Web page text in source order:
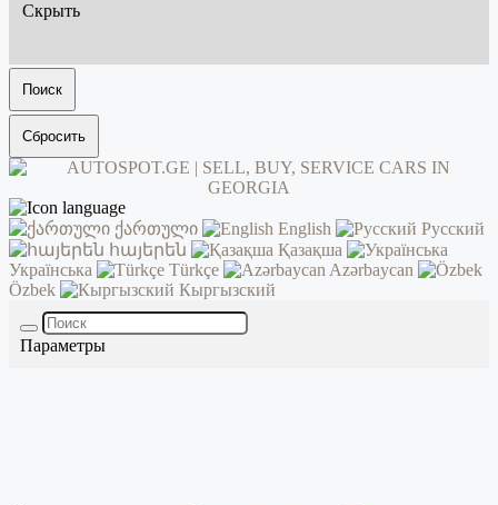
Скрыть
Поиск
Сбросить
ქართული English
Русский
հայերեն
Қазақша
Українська
Türkçe
Azərbaycan
Özbek
Кыргызский
Параметры